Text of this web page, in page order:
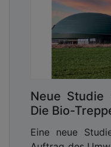
Neue Studie
Die Bio-
Eine neue